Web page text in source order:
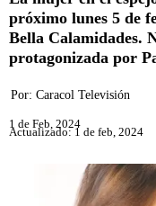
próximo lunes 5 de
Bella Calamidades.
protagonizada por
Por: Caracol Televisión
1 de Feb, 2024
Actualizado: 1 de feb, 2024